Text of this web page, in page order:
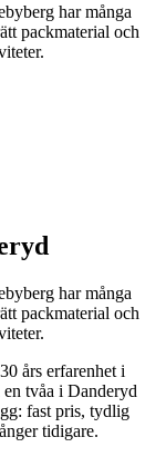
har många
packmaterial och
har många
packmaterial och
års erfarenhet i
tvåa i Danderyd
fast pris, tydlig
tidigare.